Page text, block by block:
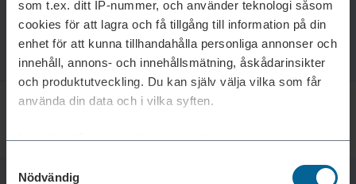
som t.ex. ditt IP-nummer, och använder teknologi såsom
cookies för att lagra och få tillgång till information på din
enhet för att kunna tillhandahålla personliga annonser och
innehåll, annons- och innehållsmätning, åskådarinsikter
och produktutveckling. Du kan själv välja vilka som får
använda din data och i vilka syften.
Med din tillåtelse skulle vi även vilja:
kan ha en noggrannhet på upp till flera meter
Nödvändig